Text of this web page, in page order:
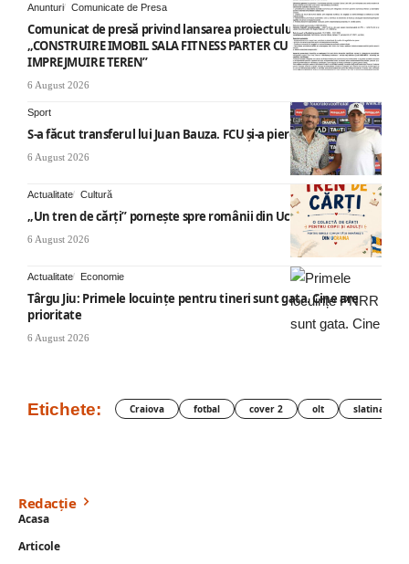
Anunturi Comunicate de Presa
Comunicat de presă privind lansarea proiectului cu titlul
„CONSTRUIRE IMOBIL SALA FITNESS PARTER CU SUPANTA SI
IMPREJMUIRE TEREN”
6 August 2026
Sport
S-a făcut transferul lui Juan Bauza. FCU și-a pierdut vedeta
6 August 2026
Actualitate Cultură
„Un tren de cărți” pornește spre românii din Ucraina
6 August 2026
Actualitate Economie
Târgu Jiu: Primele locuințe pentru tineri sunt gata. Cine are
prioritate
6 August 2026
Etichete: Craiova fotbal cover 2 olt slatina
Redacție
Acasa
Articole